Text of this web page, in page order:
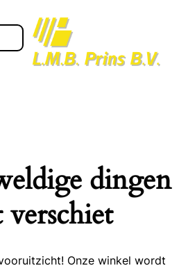
dingen
Onze winkel wordt